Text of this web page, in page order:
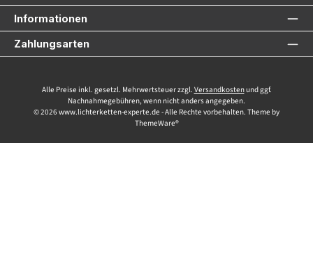
Informationen
Zahlungsarten
Alle Preise inkl. gesetzl. Mehrwertsteuer zzgl. Versandkostenund ggf.
Nachnahmegebühren, wenn nicht anders angegeben.
© 2026 www.lichterketten-experte.de - Alle Rechte vorbehalten. Theme by
ThemeWare®